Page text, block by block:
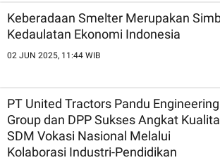
Keberadaan Smelter Merupakan
Kedaulatan Ekonomi Indonesia
02 JUN 2025, 11:44 WIB
PT United Tractors Pandu Engineering
Group dan DPP Sukses Angkat
SDM Vokasi Nasional Melalui
Kolaborasi Industri-Pendidikan